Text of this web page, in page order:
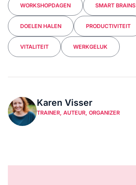
WORKSHOPDAGEN SMART BRAINS
DOELEN HALEN PRODUCTIVITEIT
VITALITEIT WERKGELUK
Karen Visser
TRAINER, AUTEUR, ORGANIZER